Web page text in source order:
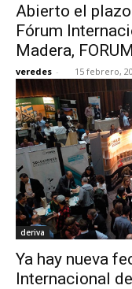
Abierto el
Fórum
Madera,
veredes - 15 febrero,
deriva
Ya hay nueva
Internacional